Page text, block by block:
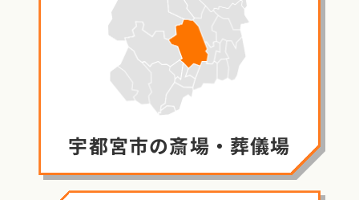
宇都宮市の斎場・葬儀場